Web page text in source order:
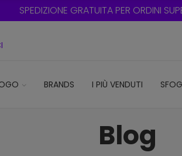
SPEDIZIONE GRATUITA PER ORDINI
BRANDS I PIÙ VENDUTI
Blog